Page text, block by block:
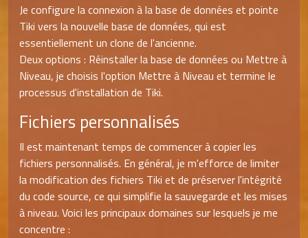
Je configure la connexion à la base de données et pointe
Tiki vers la nouvelle base de données, qui est
essentiellement un clone de l'ancienne.
Deux options : Réinstaller la base de données ou Mettre à
Niveau, je choisis l'option Mettre à Niveau et termine le
processus d'installation de Tiki.
Fichiers personnalisés
Il est maintenant temps de commencer à copier les
fichiers personnalisés. En général, je m'efforce de limiter
la modification des fichiers Tiki et de préserver l'intégrité
du code source, ce qui simplifie la sauvegarde et les mises
à niveau. Voici les principaux domaines sur lesquels je me
concentre :